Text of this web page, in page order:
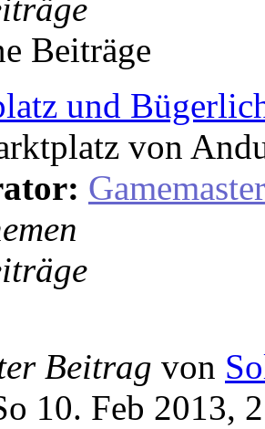
Beiträge
und
von
Gamemaster
Beitrag von
10. Feb 2013,